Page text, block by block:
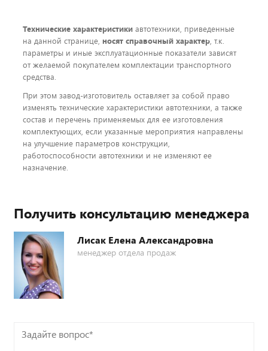
Технические характеристики автотехники, приведенные
на данной странице, носят справочный характер, т.к.
параметры и иные эксплуатационные показатели зависят
от желаемой покупателем комплектации транспортного
средства.
При этом завод-изготовитель оставляет за собой право
изменять технические характеристики автотехники, а также
состав и перечень применяемых для ее изготовления
комплектующих, если указанные мероприятия направлены
на улучшение параметров конструкции,
работоспособности автотехники и не изменяют ее
назначение.
Получить консультацию менеджера
Лисак Елена Александровна
менеджер отдела продаж
Задайте
вопрос*